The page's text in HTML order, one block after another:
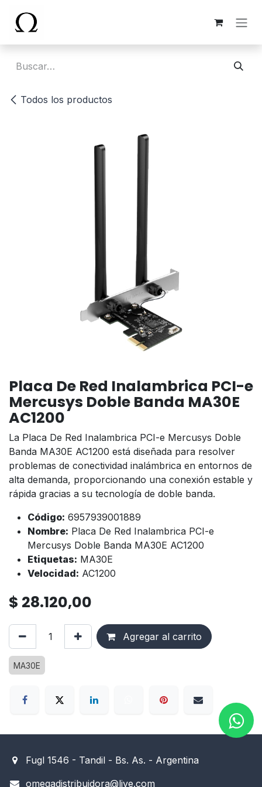
Todos los productos
Placa De Red Inalambrica PCI-e
Mercusys Doble Banda MA30E
AC1200
La Placa De Red Inalambrica PCI-e Mercusys Doble
Banda MA30E AC1200 está diseñada para resolver
problemas de conectividad inalámbrica en entornos de
alta demanda, proporcionando una conexión estable y
rápida gracias a su tecnología de doble banda.
Código: 6957939001889
Nombre: Placa De Red Inalambrica PCI-e
Mercusys Doble Banda MA30E AC1200
Etiquetas: MA30E
Velocidad: AC1200
$ 28.120,00
Agregar al carrito
MA30E
Fugl 1546 - Tandil - Bs. As. - Argentina
omegadistribuidora@live.com